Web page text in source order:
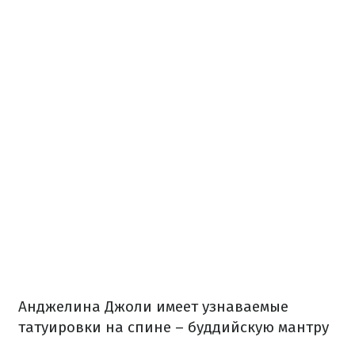
Анджелина Джоли имеет узнаваемые
татуировки на спине – буддийскую мантру